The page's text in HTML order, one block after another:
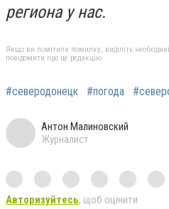
региона у нас.
Якщо ви помітили помилку, виділіть
повідомити про це редакцію
#северодонецк #погода
Антон Малиновский
Журналист
Авторизуйтесь, щоб оцінити